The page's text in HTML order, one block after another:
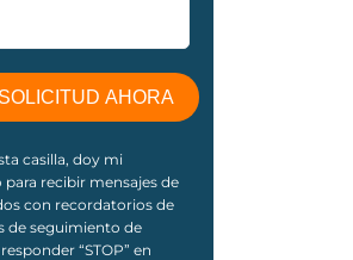
casilla, doy mi
recibir mensajes de
con recordatorios de
de seguimiento de
“STOP” en